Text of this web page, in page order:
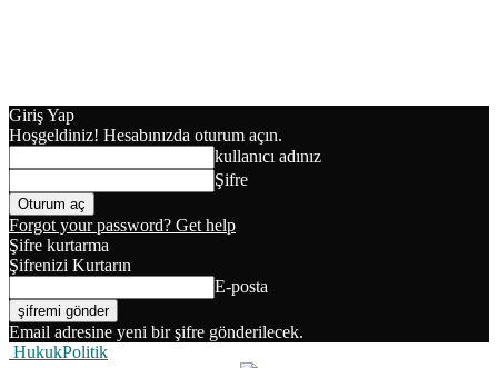
Giriş Yap
Hoşgeldiniz! Hesabınızda oturum açın.
kullanıcı adınız
Şifre
Forgot your password? Get help
Şifre kurtarma
Şifrenizi Kurtarın
E-posta
Email adresine yeni bir şifre gönderilecek.
HukukPolitik